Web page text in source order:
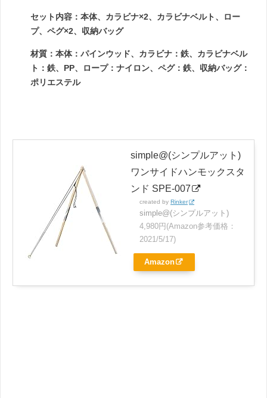
セット内容：本体、カラビナ×2、カラビナベルト、ロー
プ、ペグ×2、収納バッグ
材質：本体：パインウッド、カラビナ：鉄、カラビナベル
ト：鉄、PP、ロープ：ナイロン、ペグ：鉄、収納バッグ：
ポリエステル
simple@(シンプルアット)
ワンサイドハンモックスタ
ンド SPE-007
created by Rinker
simple@(シンプルアット)
4,980円(Amazon参考価格：
2021/5/17)
Amazon